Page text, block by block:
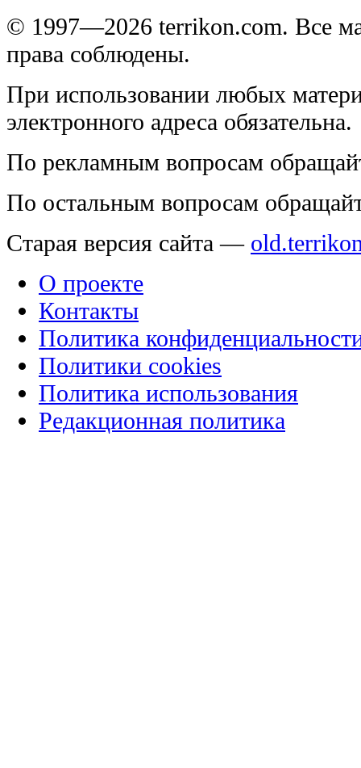
© 1997—2026 terrikon.com. Все
права соблюдены.
При использовании любых
электронного адреса обязательна.
По рекламным вопросам
По остальным вопросам
Старая версия сайта —
О проекте
Контакты
Политика
Политики cookies
Политика использования
Редакционная политика